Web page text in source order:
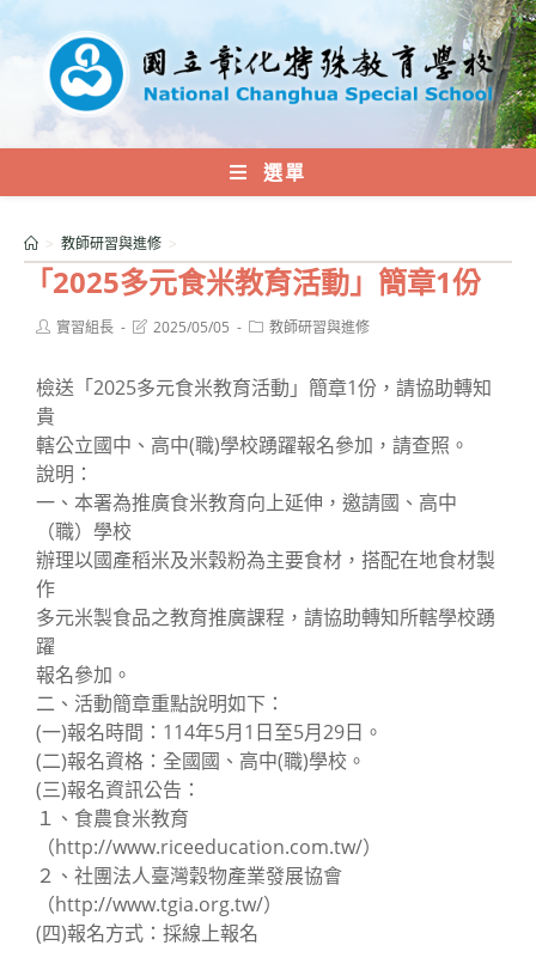
轉
內
選單
「2025多元食米教育活動」簡章1份
> 教師研習與進修 >
Post實習組長
Post2025/05/05
Post教師研習與進修
檢送「2025多元食米教育活動」簡章1份，請協助轉知
貴
轄公立國中、高中(職)學校踴躍報名參加，請查照。
說明：
一、本署為推廣食米教育向上延伸，邀請國、高中
（職）學校
辦理以國產稻米及米穀粉為主要食材，搭配在地食材製
作
多元米製食品之教育推廣課程，請協助轉知所轄學校踴
躍
報名參加。
二、活動簡章重點說明如下：
(一)報名時間：114年5月1日至5月29日。
(二)報名資格：全國國、高中(職)學校。
(三)報名資訊公告：
１、食農食米教育
（http://www.riceeducation.com.tw/）
２、社團法人臺灣穀物產業發展協會
（http://www.tgia.org.tw/）
(四)報名方式：採線上報名